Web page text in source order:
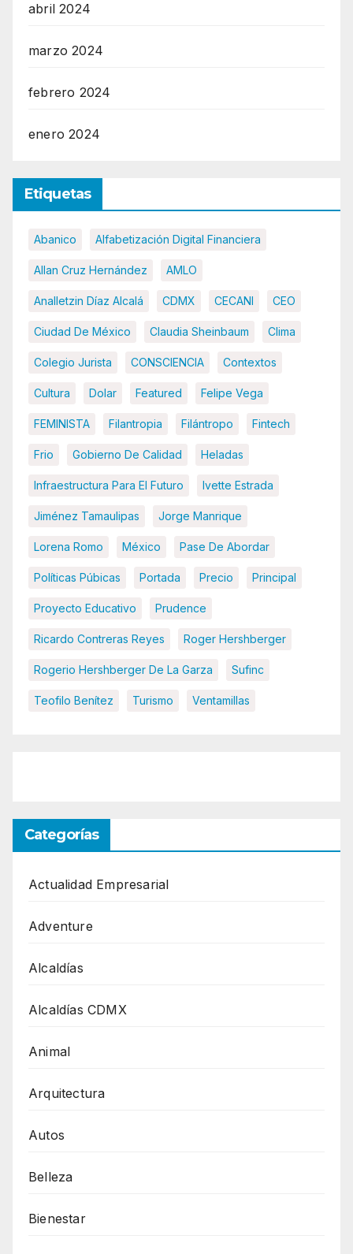
abril 2024
marzo 2024
febrero 2024
enero 2024
Etiquetas
Abanico Alfabetización Digital Financiera
Allan Cruz Hernández AMLO
Analletzin Díaz Alcalá CDMX CECANI CEO
Ciudad De México Claudia Sheinbaum Clima
Colegio Jurista CONSCIENCIA Contextos
Cultura Dolar Featured Felipe Vega
FEMINISTA Filantropia Filántropo Fintech
Frio Gobierno De Calidad Heladas
Infraestructura Para El Futuro Ivette Estrada
Jiménez Tamaulipas Jorge Manrique
Lorena Romo México Pase De Abordar
Políticas Púbicas Portada Precio Principal
Proyecto Educativo Prudence
Ricardo Contreras Reyes Roger Hershberger
Rogerio Hershberger De La Garza Sufinc
Teofilo Benítez Turismo Ventamillas
Categorías
Actualidad Empresarial
Adventure
Alcaldías
Alcaldías CDMX
Animal
Arquitectura
Autos
Belleza
Bienestar